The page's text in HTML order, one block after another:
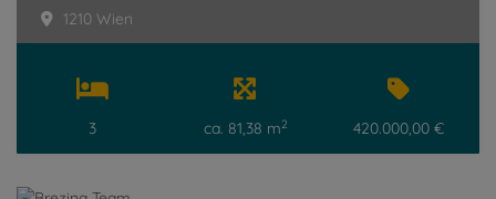
1210 Wien
3 ca. 81,38 m2 420.000,00 €